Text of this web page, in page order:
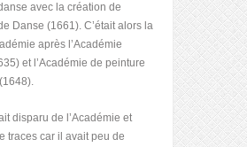
avec la création de
Danse (1661). C’était alors la
après l’Académie
et l’Académie de peinture
disparu de l’Académie et
traces car il avait peu de